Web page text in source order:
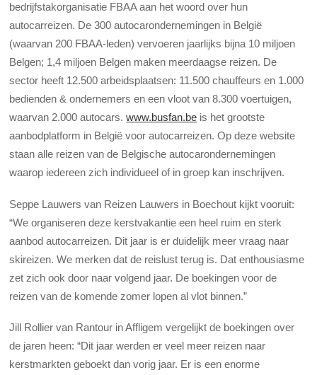
bedrijfstakorganisatie FBAA aan het woord over hun
autocarreizen. De 300 autocarondernemingen in België
(waarvan 200 FBAA-leden) vervoeren jaarlijks bijna 10 miljoen
Belgen; 1,4 miljoen Belgen maken meerdaagse reizen. De
sector heeft 12.500 arbeidsplaatsen: 11.500 chauffeurs en 1.000
bedienden & ondernemers en een vloot van 8.300 voertuigen,
waarvan 2.000 autocars.www.busfan.be is het grootste
aanbodplatform in België voor autocarreizen. Op deze website
staan alle reizen van de Belgische autocarondernemingen
waarop iedereen zich individueel of in groep kan inschrijven.
Seppe Lauwers van Reizen Lauwers in Boechout kijkt vooruit:
“We organiseren deze kerstvakantie een heel ruim en sterk
aanbod autocarreizen. Dit jaar is er duidelijk meer vraag naar
skireizen. We merken dat de reislust terug is. Dat enthousiasme
zet zich ook door naar volgend jaar. De boekingen voor de
reizen van de komende zomer lopen al vlot binnen.”
Jill Rollier van Rantour in Affligem vergelijkt de boekingen over
de jaren heen: “Dit jaar werden er veel meer reizen naar
kerstmarkten geboekt dan vorig jaar. Er is een enorme